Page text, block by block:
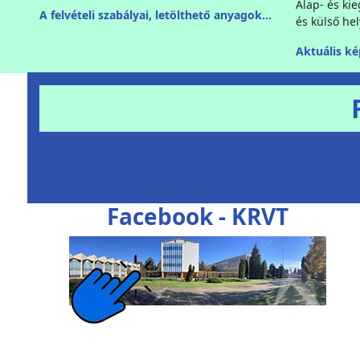
A felvételi szabályai, letölthető anyagok...
Alap- és
és külső
Aktuális
Facebook - KRVT